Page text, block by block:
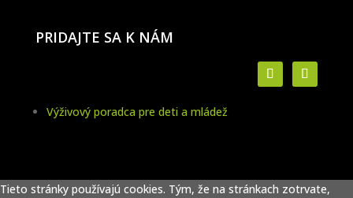
PRIDAJTE SA K NÁM
Výživový poradca pre deti a mládež
Tieto stránky používajú cookies. Tým, že na stránkach zotrvate,